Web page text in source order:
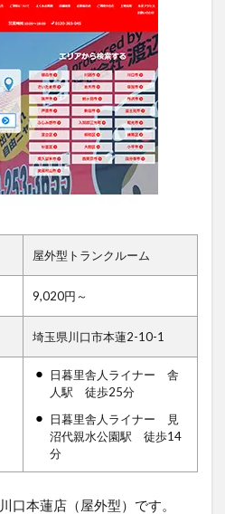
屋外型トランクルーム
9,020円～
埼玉県川口市本蓮2-10-1
日暮里舎人ライナー 舎
人駅 徒歩25分
日暮里舎人ライナー 見
沼代親水公園駅 徒歩14
分
口本蓮店（屋外型）です。